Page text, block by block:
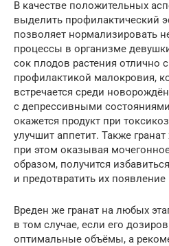
В качестве положительных
выделить профилактический
позволяет нормализировать
процессы в организме
сок плодов растения отлично
профилактикой малокровия,
встречается среди
с депрессивными
окажется продукт при
улучшит аппетит. Также
при этом оказывая
образом, получится
и предотвратить их
Вреден же гранат на любых
в том случае, если его
оптимальные объёмы, а